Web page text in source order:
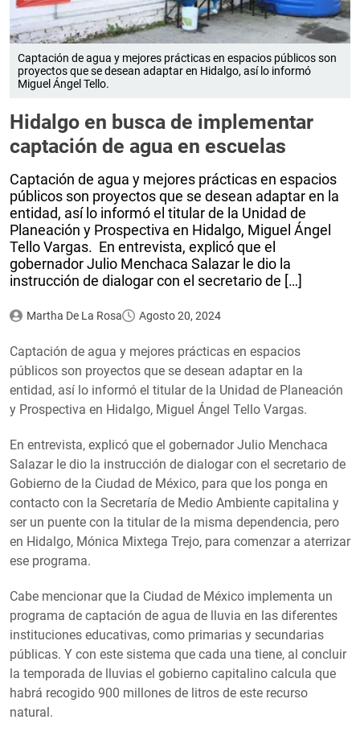
Captación de agua y mejores prácticas en espacios públicos son
proyectos que se desean adaptar en Hidalgo, así lo informó
Miguel Ángel Tello.
Hidalgo en busca de implementar
captación de agua en escuelas
Captación de agua y mejores prácticas en espacios
públicos son proyectos que se desean adaptar en la
entidad, así lo informó el titular de la Unidad de
Planeación y Prospectiva en Hidalgo, Miguel Ángel
Tello Vargas. En entrevista, explicó que el
gobernador Julio Menchaca Salazar le dio la
instrucción de dialogar con el secretario de […]
Martha De La Rosa Agosto 20, 2024
Captación de agua y mejores prácticas en espacios
públicos son proyectos que se desean adaptar en la
entidad, así lo informó el titular de la Unidad de Planeación
y Prospectiva en Hidalgo, Miguel Ángel Tello Vargas.
En entrevista, explicó que el gobernador Julio Menchaca
Salazar le dio la instrucción de dialogar con el secretario de
Gobierno de la Ciudad de México, para que los ponga en
contacto con la Secretaría de Medio Ambiente capitalina y
ser un puente con la titular de la misma dependencia, pero
en Hidalgo, Mónica Mixtega Trejo, para comenzar a aterrizar
ese programa.
Cabe mencionar que la Ciudad de México implementa un
programa de captación de agua de lluvia en las diferentes
instituciones educativas, como primarias y secundarias
públicas. Y con este sistema que cada una tiene, al concluir
la temporada de lluvias el gobierno capitalino calcula que
habrá recogido 900 millones de litros de este recurso
natural.